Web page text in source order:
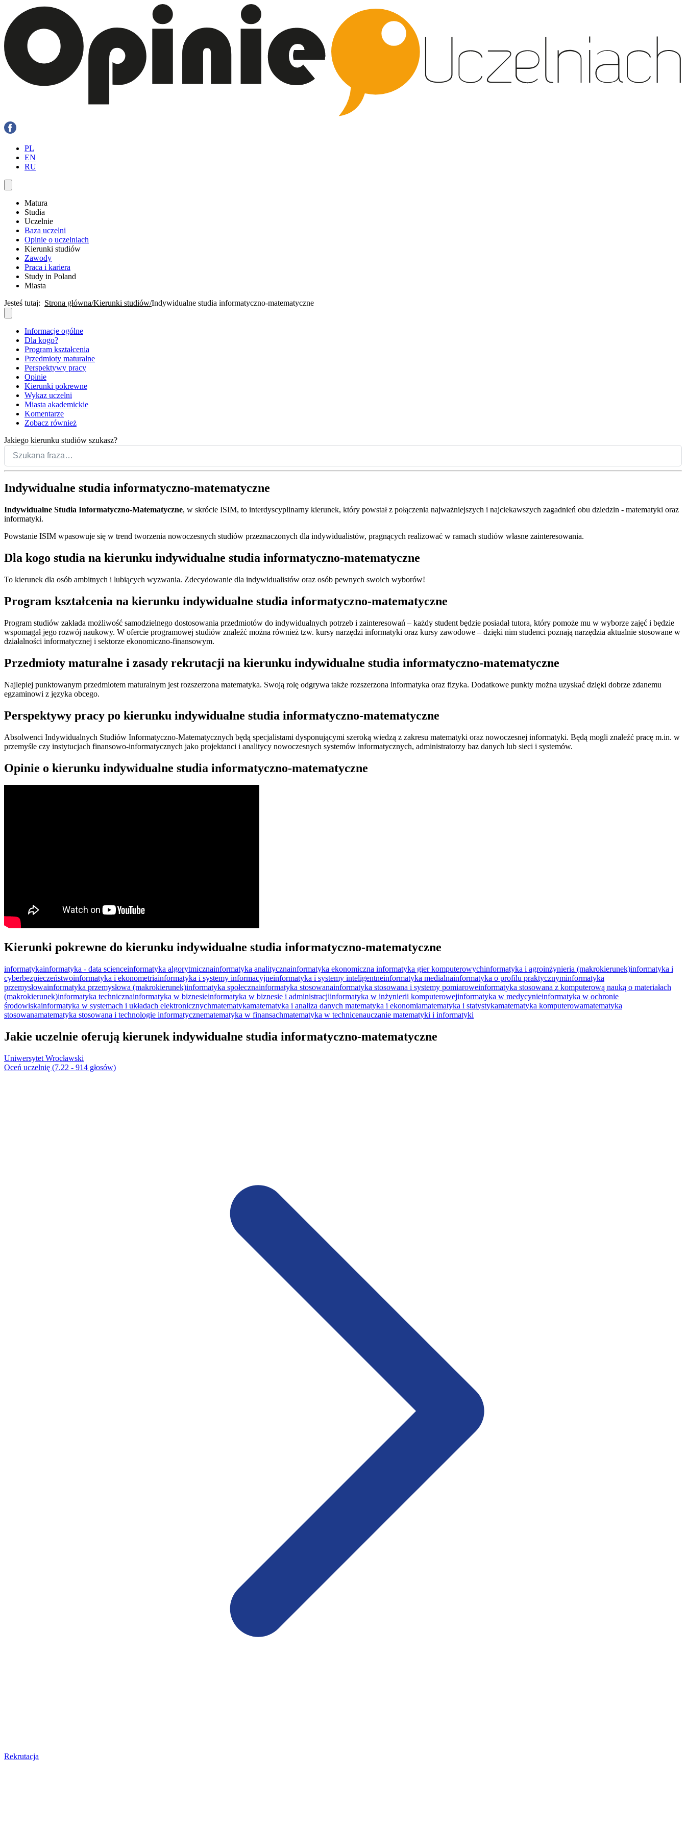
PL
EN
RU
Matura
Studia
Uczelnie
Baza uczelni
Opinie o uczelniach
Kierunki studiów
Zawody
Praca i kariera
Study in Poland
Miasta
Jesteś tutaj: Strona główna Kierunki studiów Indywidualne studia informatyczno-matematyczne
Informacje ogólne
Dla kogo?
Program kształcenia
Przedmioty maturalne
Perspektywy pracy
Opinie
Kierunki pokrewne
Wykaz uczelni
Miasta akademickie
Komentarze
Zobacz również
Jakiego kierunku studiów szukasz?
Indywidualne studia informatyczno-matematyczne
Indywidualne Studia Informatyczno-Matematyczne, w skrócie ISIM, to interdyscyplinarny kierunek, który powstał z połączenia najważniejszych i najciekawszych zagadnień obu dziedzin - matematyki oraz
informatyki.
Powstanie ISIM wpasowuje się w trend tworzenia nowoczesnych studiów przeznaczonych dla indywidualistów, pragnących realizować w ramach studiów własne zainteresowania.
Dla kogo studia na kierunku indywidualne studia informatyczno-matematyczne
To kierunek dla osób ambitnych i lubiących wyzwania. Zdecydowanie dla indywidualistów oraz osób pewnych swoich wyborów!
Program kształcenia na kierunku indywidualne studia informatyczno-matematyczne
Program studiów zakłada możliwość samodzielnego dostosowania przedmiotów do indywidualnych potrzeb i zainteresowań – każdy student będzie posiadał tutora, który pomoże mu w wyborze zajęć i będzie
wspomagał jego rozwój naukowy. W ofercie programowej studiów znaleźć można również tzw. kursy narzędzi informatyki oraz kursy zawodowe – dzięki nim studenci poznają narzędzia aktualnie stosowane w
działalności informatycznej i sektorze ekonomiczno-finansowym.
Przedmioty maturalne i zasady rekrutacji na kierunku indywidualne studia informatyczno-matematyczne
Najlepiej punktowanym przedmiotem maturalnym jest rozszerzona matematyka. Swoją rolę odgrywa także rozszerzona informatyka oraz fizyka. Dodatkowe punkty można uzyskać dzięki dobrze zdanemu
egzaminowi z języka obcego.
Perspektywy pracy po kierunku indywidualne studia informatyczno-matematyczne
Absolwenci Indywidualnych Studiów Informatyczno-Matematycznych będą specjalistami dysponującymi szeroką wiedzą z zakresu matematyki oraz nowoczesnej informatyki. Będą mogli znaleźć pracę m.in. w
przemyśle czy instytucjach finansowo-informatycznych jako projektanci i analitycy nowoczesnych systemów informatycznych, administratorzy baz danych lub sieci i systemów.
Opinie o kierunku indywidualne studia informatyczno-matematyczne
Kierunki pokrewne do kierunku indywidualne studia informatyczno-matematyczne
informatykainformatyka - data scienceinformatyka algorytmicznainformatyka analitycznainformatyka ekonomiczna informatyka gier komputerowychinformatyka i agroinżynieria (makrokierunek)informatyka i
cyberbezpieczeństwoinformatyka i ekonometriainformatyka i systemy informacyjneinformatyka i systemy inteligentneinformatyka medialnainformatyka o profilu praktycznyminformatyka
przemysłowainformatyka przemysłowa (makrokierunek)informatyka społecznainformatyka stosowanainformatyka stosowana i systemy pomiaroweinformatyka stosowana z komputerową nauką o materiałach
(makrokierunek)informatyka technicznainformatyka w biznesieinformatyka w biznesie i administracjiinformatyka w inżynierii komputerowejinformatyka w medycynieinformatyka w ochronie
środowiskainformatyka w systemach i układach elektronicznychmatematykamatematyka i analiza danych matematyka i ekonomiamatematyka i statystykamatematyka komputerowamatematyka
stosowanamatematyka stosowana i technologie informatycznematematyka w finansachmatematyka w technicenauczanie matematyki i informatyki
Jakie uczelnie oferują kierunek indywidualne studia informatyczno-matematyczne
Uniwersytet Wrocławski
Oceń uczelnię (7.22 - 914 głosów)
Rekrutacja